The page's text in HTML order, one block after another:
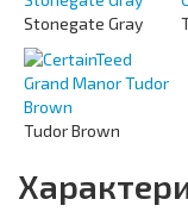
Stonegate Gray
Tudor Brown